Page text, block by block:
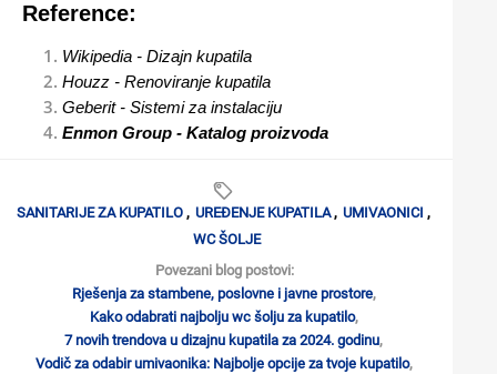
Reference:
Wikipedia - Dizajn kupatila
Houzz - Renoviranje kupatila
Geberit - Sistemi za instalaciju
Enmon Group - Katalog proizvoda
SANITARIJE ZA KUPATILO , UREĐENJE KUPATILA , UMIVAONICI ,
WC ŠOLJE
Povezani blog postovi:
Rješenja za stambene, poslovne i javne prostore,
Kako odabrati najbolju wc šolju za kupatilo,
7 novih trendova u dizajnu kupatila za 2024. godinu,
Vodič za odabir umivaonika: Najbolje opcije za tvoje kupatilo,